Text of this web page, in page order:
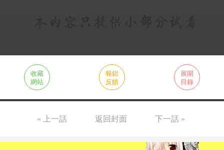
收藏
網站
報錯
反饋
展開
目錄
« 上一話 返回封面 下一話 »